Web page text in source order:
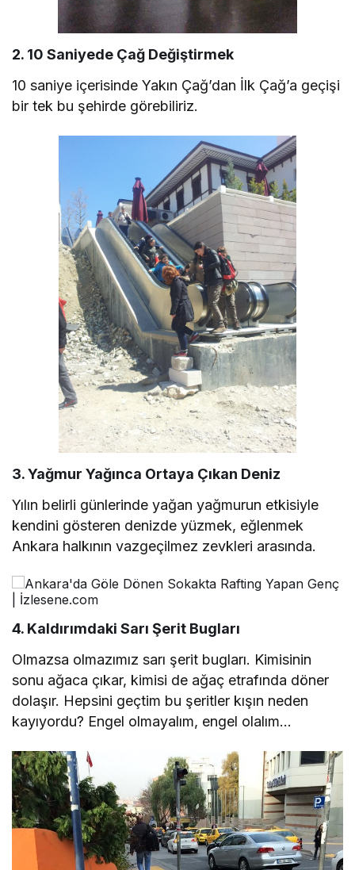
2. 10 Saniyede Çağ Değiştirmek
10 saniye içerisinde Yakın Çağ’dan İlk Çağ’a geçişi
bir tek bu şehirde görebiliriz.
3. Yağmur Yağınca Ortaya Çıkan Deniz
Yılın belirli günlerinde yağan yağmurun etkisiyle
kendini gösteren denizde yüzmek, eğlenmek
Ankara halkının vazgeçilmez zevkleri arasında.
4. Kaldırımdaki Sarı Şerit Bugları
Olmazsa olmazımız sarı şerit bugları. Kimisinin
sonu ağaca çıkar, kimisi de ağaç etrafında döner
dolaşır. Hepsini geçtim bu şeritler kışın neden
kayıyordu? Engel olmayalım, engel olalım…